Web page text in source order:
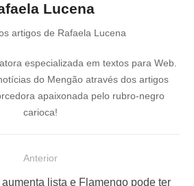
Lucena
artigos de Rafaela Lucena
especializada em textos para Web.
do Mengão através dos artigos
apaixonada pelo rubro-negro
carioca!
Anterior
lista e Flamengo pode ter